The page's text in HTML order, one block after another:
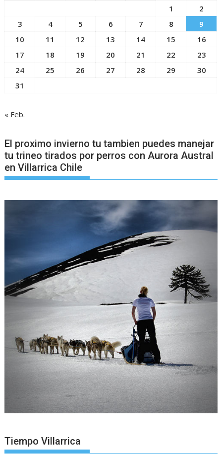
1
2
3
4 5 6 7 8
9
10
11 12 13 14 15
16
17
18 19 20 21 22
23
24
25 26 27 28 29
30
31
« Feb.
El proximo invierno tu tambien puedes manejar
tu trineo tirados por perros con Aurora Austral
en Villarrica Chile
Tiempo Villarrica